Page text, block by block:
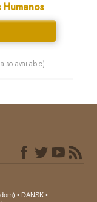
available)
DANSK